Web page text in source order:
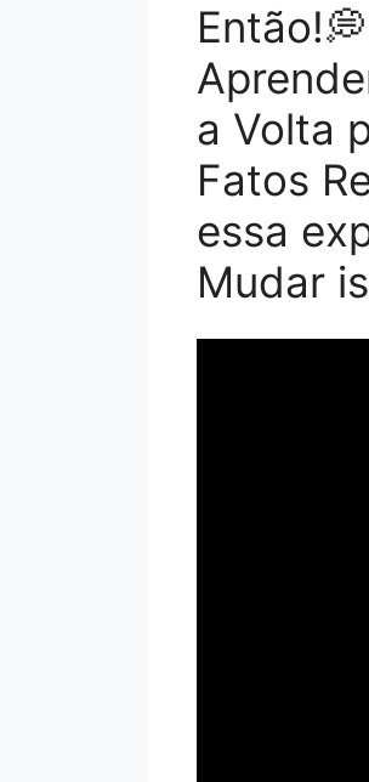
a Volta
Fatos
essa
Mudar